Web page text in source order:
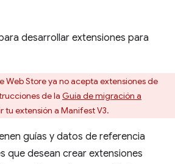
desarrollar extensiones para
Web Store ya no acepta extensiones de
de la Guía de migración a
tu extensión a Manifest V3.
guías y datos de referencia
que desean crear extensiones